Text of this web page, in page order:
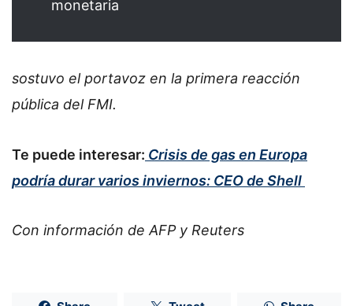
monetaria
sostuvo el portavoz en la primera reacción
pública del FMI.
Te puede interesar: Crisis de gas en Europa
podría durar varios inviernos: CEO de Shell
Con información de AFP y Reuters